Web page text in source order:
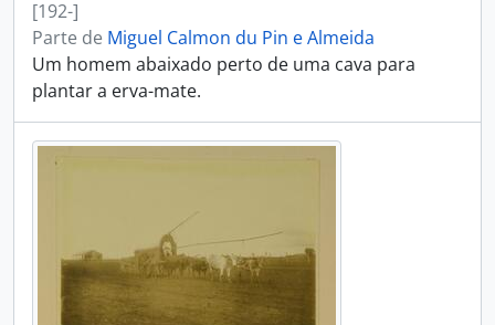
[192-]
Parte de Miguel Calmon du Pin e Almeida
Um homem abaixado perto de uma cava para
plantar a erva-mate.